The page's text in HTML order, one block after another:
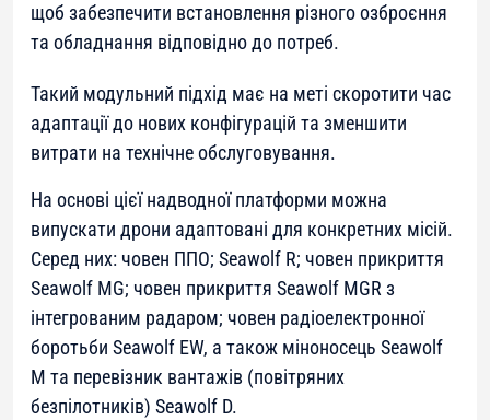
щоб забезпечити встановлення різного озброєння
та обладнання відповідно до потреб.
Такий модульний підхід має на меті скоротити час
адаптації до нових конфігурацій та зменшити
витрати на технічне обслуговування.
На основі цієї надводної платформи можна
випускати дрони адаптовані для конкретних місій.
Серед них: човен ППО; Seawolf R; човен прикриття
Seawolf MG; човен прикриття Seawolf MGR з
інтегрованим радаром; човен радіоелектронної
боротьби Seawolf EW, а також міноносець Seawolf
M та перевізник вантажів (повітряних
безпілотників) Seawolf D.